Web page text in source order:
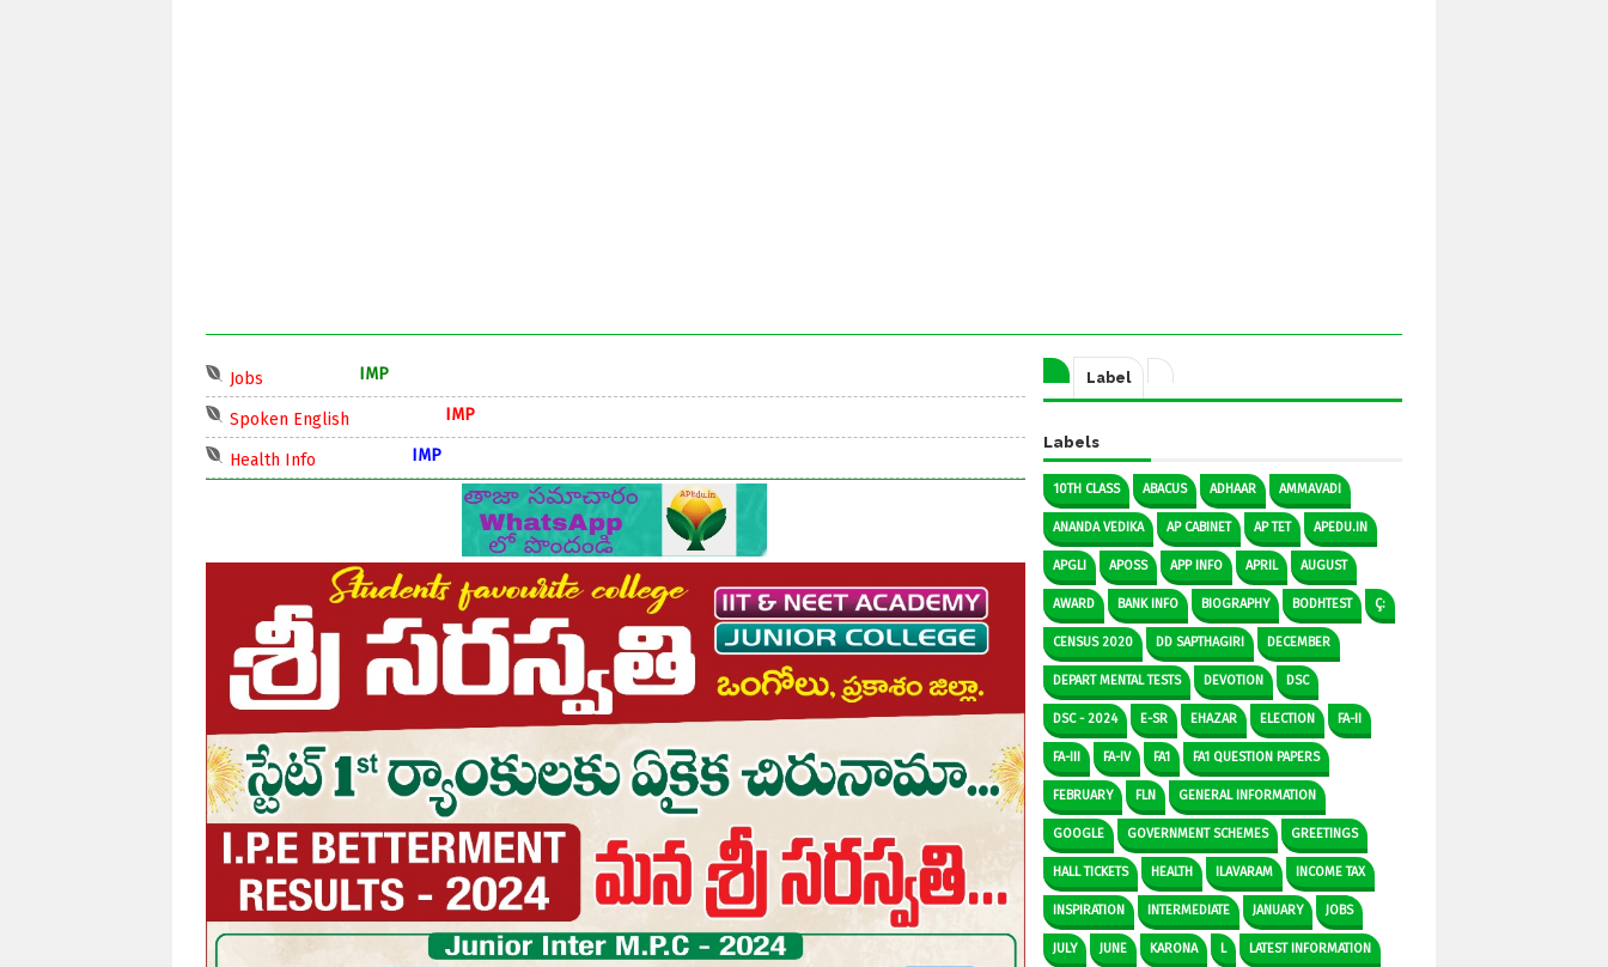
Jobs
Spoken English
Health Info
Label
Labels
10TH CLASS ABACUS ADHAAR AMMAVADI
ANANDA VEDIKA AP CABINET AP TET APEDU.IN
APGLI APOSS APP INFO APRIL AUGUST
AWARD BANK INFO BIOGRAPHY BODHTEST Ç:
CENSUS 2020 DD SAPTHAGIRI DECEMBER
DEPART MENTAL TESTS DEVOTION DSC
DSC - 2024 E-SR EHAZAR ELECTION FA-II
FA-III FA-IV FA1 FA1 QUESTION PAPERS
FEBRUARY FLN GENERAL INFORMATION
GOOGLE GOVERNMENT SCHEMES GREETINGS
HALL TICKETS HEALTH ILAVARAM INCOME TAX
INSPIRATION INTERMEDIATE JANUARY JOBS
JULY JUNE KARONA L LATEST INFORMATION